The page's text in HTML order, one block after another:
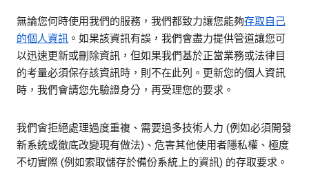
無論您何時使用我們的服務，我們都致力讓您能夠存取自己
的個人資訊 。如果該資訊有誤，我們會盡力提供管道讓您可
以迅速更新或刪除資訊，但如果我們基於正當業務或法律目
的考量必須保存該資訊時，則不在此列。更新您的個人資訊
時，我們會請您先驗證身分，再受理您的要求。
我們會拒絕處理過度重複、需要過多技術人力 (例如必須開發
新系統或徹底改變現有做法)、危害其他使用者隱私權、極度
不切實際 (例如索取儲存於備份系統上的資訊) 的存取要求。